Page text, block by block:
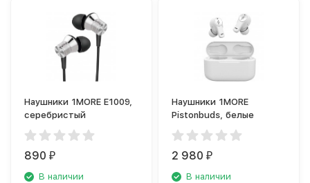
Наушники 1MORE E1009,
серебристый
890₽
В наличии
Наушники 1MORE
Pistonbuds, белые
2 980₽
В наличии